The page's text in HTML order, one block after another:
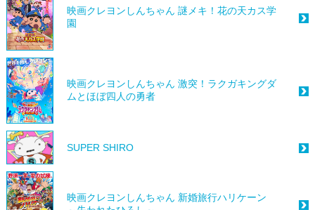
映画クレヨンしんちゃん 謎メキ！花の天カス学
園
映画クレヨンしんちゃん 激突！ラクガキングダ
ムとほぼ四人の勇者
SUPER SHIRO
映画クレヨンしんちゃん 新婚旅行ハリケーン